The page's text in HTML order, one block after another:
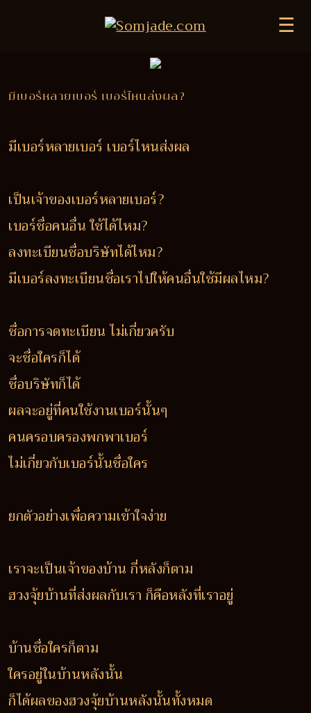
☰
มีเบอร์หลายเบอร์ เบอร์ไหนส่งผล?
มีเบอร์หลายเบอร์ เบอร์ไหนส่งผล
เป็นเจ้าของเบอร์หลายเบอร์?
เบอร์ชื่อคนอื่น ใช้ได้ไหม?
ลงทะเบียนชื่อบริษัทได้ไหม?
มีเบอร์ลงทะเบียนชื่อเราไปให้คนอื่นใช้มีผลไหม?
ชื่อการจดทะเบียน ไม่เกี่ยวครับ
จะชื่อใครก็ได้
ชื่อบริษัทก็ได้
ผลจะอยู่ที่คนใช้งานเบอร์นั้นๆ
คนครอบครองพกพาเบอร์
ไม่เกี่ยวกับเบอร์นั้นชื่อใคร
ยกตัวอย่างเพื่อความเข้าใจง่าย
เราจะเป็นเจ้าของบ้าน กี่หลังก็ตาม
ฮวงจุ้ยบ้านที่ส่งผลกับเรา ก็คือหลังที่เราอยู่
บ้านชื่อใครก็ตาม
ใครอยู่ในบ้านหลังนั้น
ก็ได้ผลของฮวงจุ้ยบ้านหลังนั้นทั้งหมด